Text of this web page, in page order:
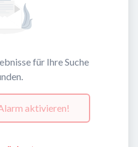
für Ihre Suche
aktivieren!